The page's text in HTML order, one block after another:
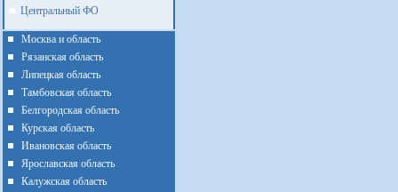
Центральный ФО
Москва и область
Рязанская область
Липецкая область
Тамбовская область
Белгородская область
Курская область
Ивановская область
Ярославская область
Калужская область